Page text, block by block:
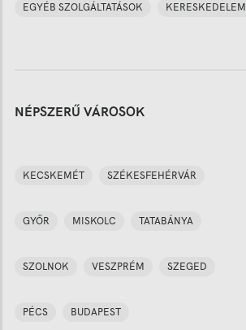
EGYÉB SZOLGÁLTATÁSOK KERESKEDELEM
NÉPSZERŰ VÁROSOK
KECSKEMÉT SZÉKESFEHÉRVÁR
GYŐR MISKOLC TATABÁNYA
SZOLNOK VESZPRÉM SZEGED
PÉCS BUDAPEST